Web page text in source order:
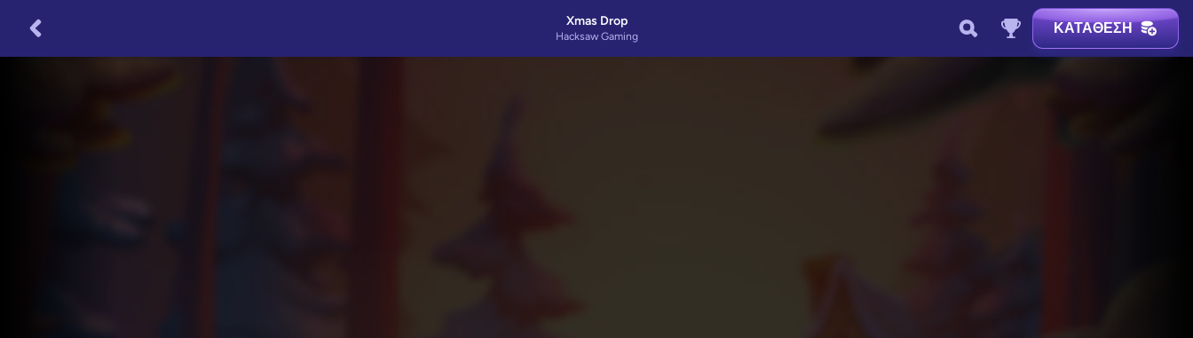
Xmas Drop
Hacksaw Gaming ΚΑΤΆΘΕΣΗ